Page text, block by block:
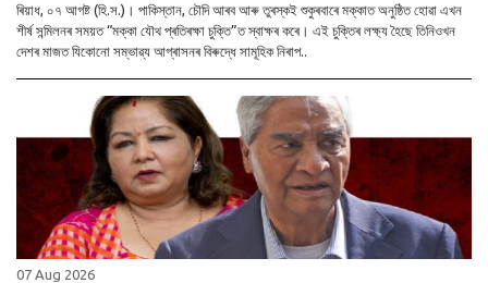
ৰিয়াধ, ০৭ আগষ্ট (হি.স.)। পাকিস্তান, চৌদি আৰব আৰু তুৰস্কই শুকুৰবাৰে মক্কাত অনুষ্ঠিত হোৱা এখন
শীৰ্ষ সন্মিলনৰ সময়ত “মক্কা যৌথ প্ৰতিৰক্ষা চুক্তি”ত স্বাক্ষৰ কৰে। এই চুক্তিৰ লক্ষ্য হৈছে তিনিওখন
দেশৰ মাজত যিকোনো সম্ভাৱ্য আগ্ৰাসনৰ বিৰুদ্ধে সামূহিক নিৰাপ..
07 Aug 2026